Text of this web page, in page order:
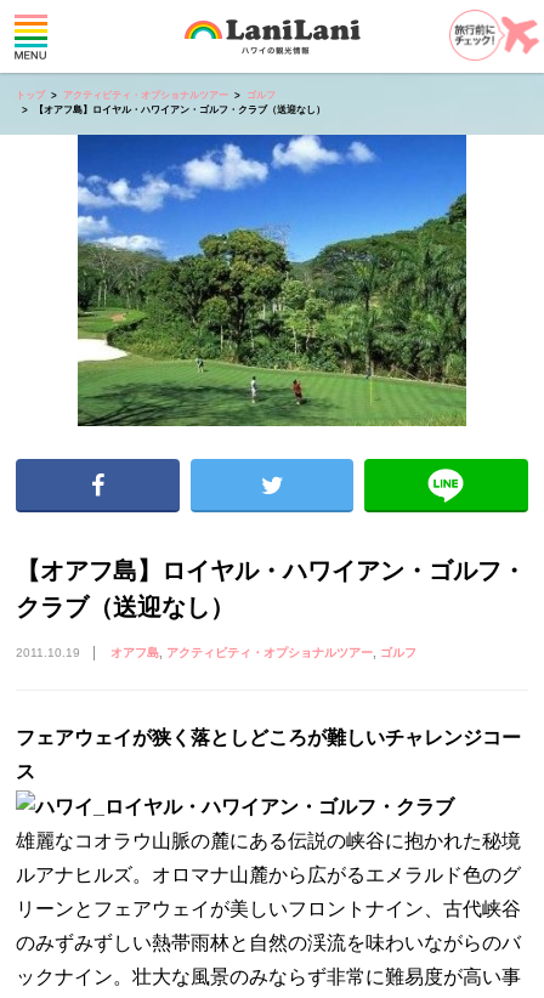
トップ アクティビティ・オプショナルツアー
ゴルフ
【オアフ島】ロイヤル・ハワイアン・ゴルフ・クラブ（送迎なし）
【オアフ島】ロイヤル・ハワイアン・ゴルフ・
クラブ（送迎なし）
2011.10.19 オアフ島 アクティビティ・オプショナルツアー ゴルフ
フェアウェイが狭く落としどころが難しいチャレンジコー
ス
雄麗なコオラウ山脈の麓にある伝説の峡谷に抱かれた秘境
ルアナヒルズ。オロマナ山麓から広がるエメラルド色のグ
リーンとフェアウェイが美しいフロントナイン、古代峡谷
のみずみずしい熱帯雨林と自然の渓流を味わいながらのバ
ックナイン。壮大な風景のみならず非常に難易度が高い事